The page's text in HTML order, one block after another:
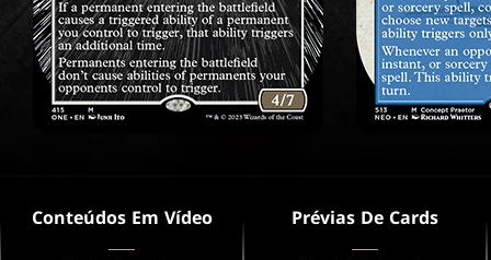
Conteúdos Em Vídeo Prévias De Cards